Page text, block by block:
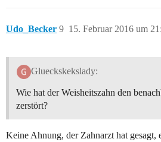
Udo_Becker 15. Februar 2016 um
9
Glueckskekslady:
Wie hat der Weisheitszahn den
zerstört?
Keine Ahnung, der Zahnarzt hat gesagt,